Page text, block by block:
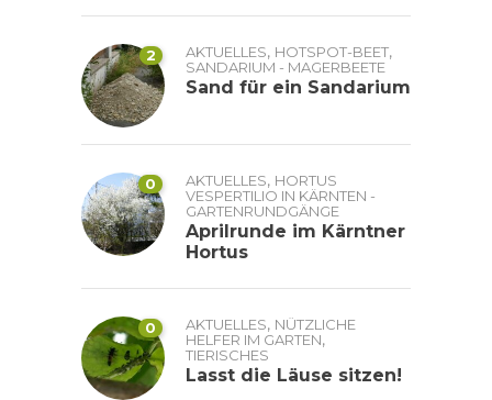
2 AKTUELLES, HOTSPOT-BEET,
SANDARIUM - MAGERBEETE
Sand für ein Sandarium
0 AKTUELLES, HORTUS
VESPERTILIO IN KÄRNTEN -
GARTENRUNDGÄNGE
Aprilrunde im Kärntner
Hortus
0 AKTUELLES, NÜTZLICHE
HELFER IM GARTEN,
TIERISCHES
Lasst die Läuse sitzen!